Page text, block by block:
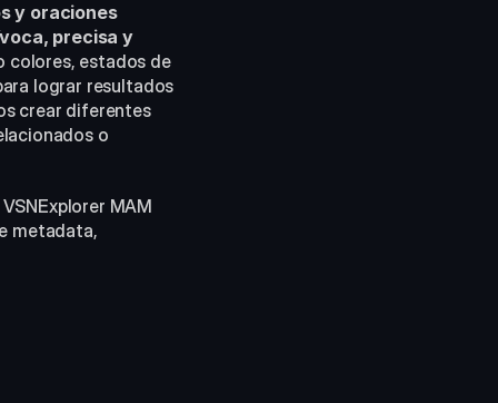
y oraciones
precisa y
colores, estados de
lograr resultados
crear diferentes
o
MAM
metadata,